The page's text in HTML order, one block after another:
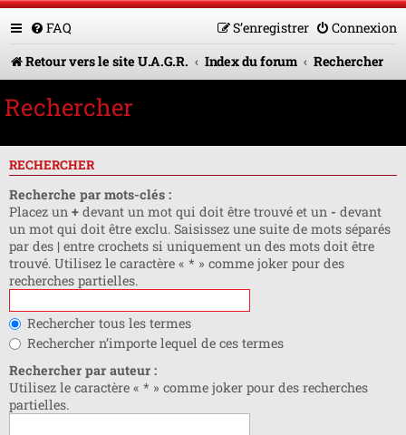
FAQ Connexion
S’enregistrer
Retour vers le site U.A.G.R.
Index du forum Rechercher
Rechercher
RECHERCHER
Recherche par mots-clés :
Placez un + devant un mot qui doit être trouvé et un - devant
un mot qui doit être exclu. Saisissez une suite de mots séparés
par des | entre crochets si uniquement un des mots doit être
trouvé. Utilisez le caractère « * » comme joker pour des
recherches partielles.
Rechercher tous les termes
Rechercher n’importe lequel de ces termes
Rechercher par auteur :
Utilisez le caractère « * » comme joker pour des recherches
partielles.